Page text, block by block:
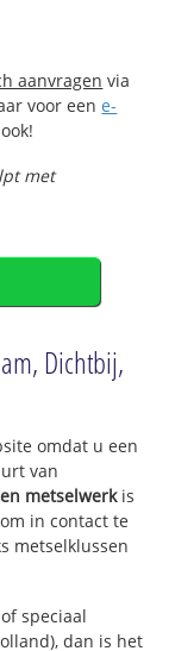
aanvragen via
voor eene-
met
Dichtbij,
omdat u een
van
metselwerkis
in contact te
metselklussen
speciaal
dan is het